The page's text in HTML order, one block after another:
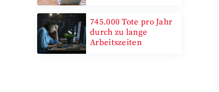
745.000 Tote pro Jahr
durch zu lange
Arbeitszeiten